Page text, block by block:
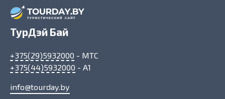
ТурДэй Бай
+375(29)5932000 - МТС
+375(44)5932000 - A1
info@tourday.by